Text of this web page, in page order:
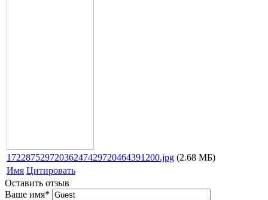
17228752972036247429720464391200.jpg (2.68 МБ)
Имя Цитировать
Оставить отзыв
Ваше имя*